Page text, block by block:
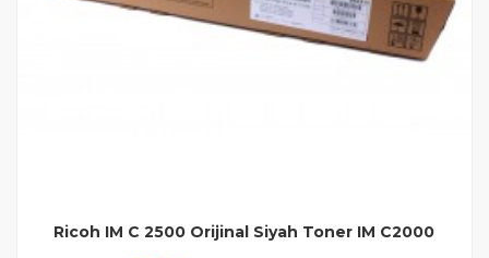
Ricoh IM C 2500 Orijinal Siyah Toner IM C2000